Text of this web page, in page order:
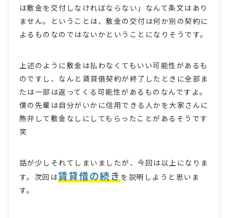
は敷金を交付しなければならない」なんて条文はあり
ません。ということは、敷金の交付は何か別の契約に
よるものなのではないかということになりそうです。
上述のように敷金は払わなくてもいい可能性があるも
のですし、なんと賃貸借契約が終了したときに全部ま
たは一部は返ってくる可能性があるものなんですよ。
僕の先輩は自分がいかに信用できる人かを大家さんに
熱弁して敷金なしにしてもらったことがあるそうです
笑
話が少しそれてしまいましたが、今回は以上になりま
す。次回は賃貸借の続き を説明しようと思いま
す。